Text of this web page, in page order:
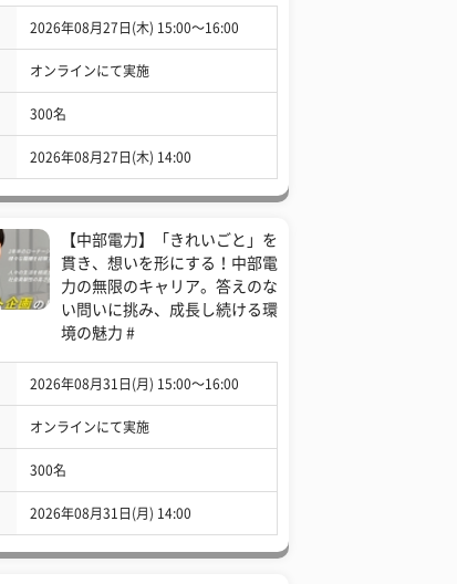
2026年08月27日(木) 15:00〜16:00
オンラインにて実施
300名
2026年08月27日(木) 14:00
【中部電力】「きれいごと」を
貫き、想いを形にする！中部電
力の無限のキャリア。答えのな
い問いに挑み、成長し続ける環
境の魅力 #
2026年08月31日(月) 15:00〜16:00
オンラインにて実施
300名
2026年08月31日(月) 14:00